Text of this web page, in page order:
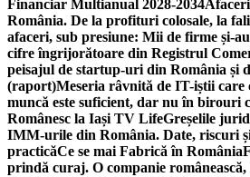
Financiar Multianual 2028-2034
România. De la profituri colosale, la
afaceri, sub presiune: Mii de firme și-
cifre îngrijorătoare din Registrul
peisajul de startup-uri din România și
(raport)Meseria râvnită de IT-iștii
muncă este suficient, dar nu în birouri
Românesc la Iași TV LifeGreșelile
IMM-urile din România. Date, riscuri
practicăCe se mai Fabrică în România
prindă curaj. O companie